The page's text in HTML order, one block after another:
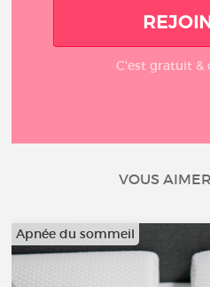
C'est gratuit &
VOUS
Apnée du sommeil